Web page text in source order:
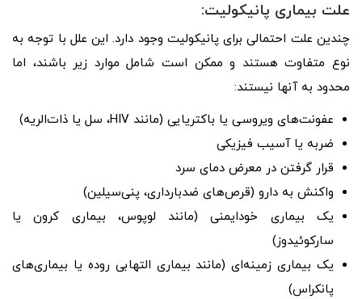
علت بیماری پانیکولیت:
چندین علت احتمالی برای پانیکولیت وجود دارد. این علل با توجه به
نوع متفاوت هستند و ممکن است شامل موارد زیر باشند، اما
محدود به آنها نیستند:
عفونت‌های ویروسی یا باکتریایی (مانند HIV، سل یا ذات‌الریه)
ضربه یا آسیب فیزیکی
قرار گرفتن در معرض دمای سرد
واکنش به دارو (قرص‌های ضدبارداری، پنی‌سیلین)
یک بیماری خودایمنی (مانند لوپوس، بیماری کرون یا
سارکوئیدوز)
یک بیماری زمینه‌ای (مانند بیماری التهابی روده یا بیماری‌های
پانکراس)